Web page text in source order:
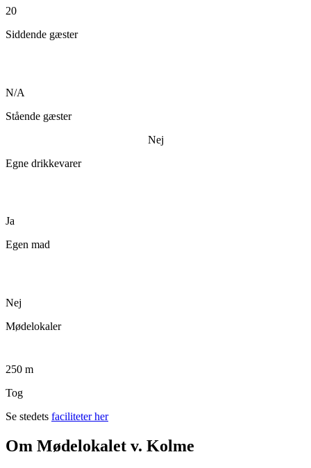
20
Siddende gæster
N/A
Stående gæster
Nej
Egne drikkevarer
Ja
Egen mad
Nej
Mødelokaler
250 m
Tog
Se stedets faciliteter her
Om Mødelokalet v. Kolme